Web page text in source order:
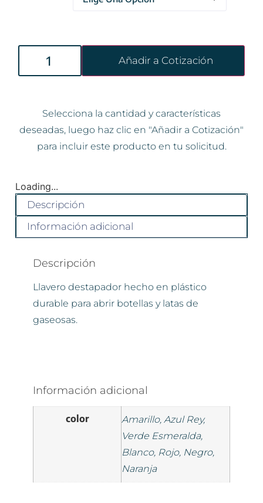
Añadir a Cotización
Selecciona la cantidad y características
deseadas, luego haz clic en "Añadir a Cotización"
para incluir este producto en tu solicitud.
Loading...
Descripción
Información adicional
Descripción
Llavero destapador hecho en plástico
durable para abrir botellas y latas de
gaseosas.
Información adicional
color
Amarillo, Azul Rey,
Verde Esmeralda,
Blanco, Rojo, Negro,
Naranja